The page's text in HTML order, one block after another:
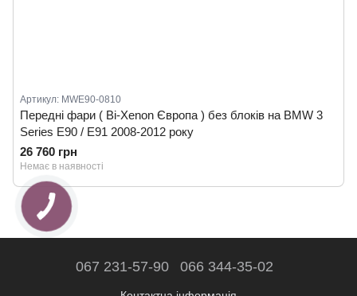
Артикул: MWE90-0810
Передні фари ( Bi-Xenon Європа ) без блоків на BMW 3
Series E90 / E91 2008-2012 року
26 760 грн
Немає в наявності
067 231-57-90 066 344-35-02